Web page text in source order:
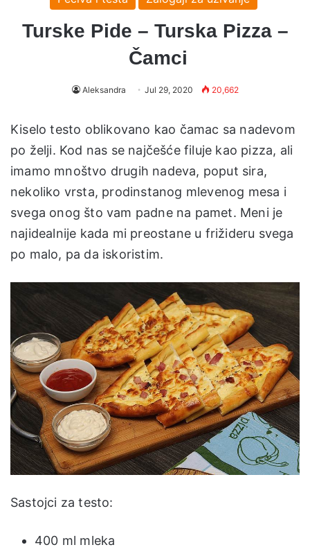
Turske Pide – Turska Pizza –
Čamci
Aleksandra Jul 29, 2020 20,662
Kiselo testo oblikovano kao čamac sa nadevom
po želji. Kod nas se najčešće filuje kao pizza, ali
imamo mnoštvo drugih nadeva, poput sira,
nekoliko vrsta, prodinstanog mlevenog mesa i
svega onog što vam padne na pamet. Meni je
najidealnije kada mi preostane u frižideru svega
po malo, pa da iskoristim.
Sastojci za testo:
400 ml mleka